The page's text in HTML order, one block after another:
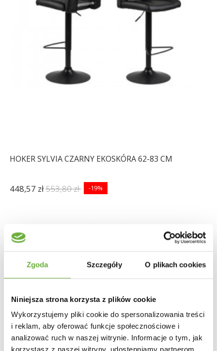
Zgoda Szczegóły O plikach cookies
Niniejsza strona korzysta z plików cookie
Wykorzystujemy pliki cookie do spersonalizowania treści
i reklam, aby oferować funkcje społecznościowe i
analizować ruch w naszej witrynie. Informacje o tym, jak
korzystasz z naszej witryny, udostępniamy partnerom
HOKER SYLVIA CZARNY EKOSKÓRA 62-83 CM
448,57 zł553,80 zł -19%